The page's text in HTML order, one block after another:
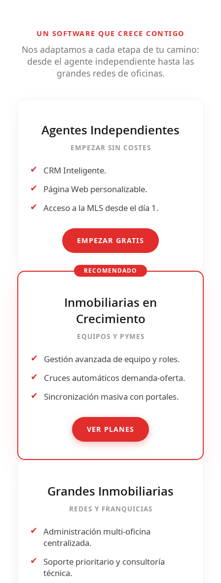
UN SOFTWARE QUE CRECE CONTIGO
Nos adaptamos a cada etapa de tu camino:
desde el agente independiente hasta las
grandes redes de oficinas.
Agentes Independientes
EMPEZAR SIN COSTES
✔ CRM Inteligente.
✔ Página Web personalizable.
✔ Acceso a la MLS desde el día 1.
EMPEZAR GRATIS
RECOMENDADO
Inmobiliarias en
Crecimiento
EQUIPOS Y PYMES
✔ Gestión avanzada de equipo y roles.
✔ Cruces automáticos demanda-oferta.
✔ Sincronización masiva con portales.
VER PLANES
Grandes Inmobiliarias
REDES Y FRANQUICIAS
✔
Administración multi-oficina
centralizada.
✔
Soporte prioritario y consultoría
técnica.